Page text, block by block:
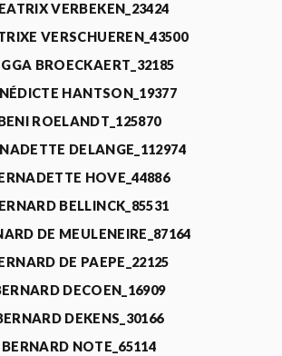
VERBEKEN_23424
VERSCHUEREN_43500
BROECKAERT_32185
HANTSON_19377
ROELANDT_125870
DELANGE_112974
HOVE_44886
BELLINCK_85531
DE MEULENEIRE_87164
DE PAEPE_22125
DECOEN_16909
DEKENS_30166
BERNARD NOTE_65114